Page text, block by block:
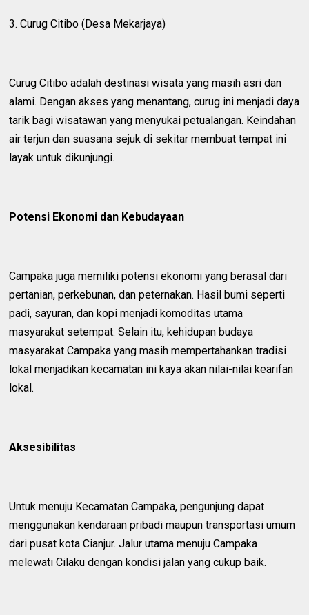
3. Curug Citibo (Desa Mekarjaya)
Curug Citibo adalah destinasi wisata yang masih asri dan
alami. Dengan akses yang menantang, curug ini menjadi daya
tarik bagi wisatawan yang menyukai petualangan. Keindahan
air terjun dan suasana sejuk di sekitar membuat tempat ini
layak untuk dikunjungi.
Potensi Ekonomi dan Kebudayaan
Campaka juga memiliki potensi ekonomi yang berasal dari
pertanian, perkebunan, dan peternakan. Hasil bumi seperti
padi, sayuran, dan kopi menjadi komoditas utama
masyarakat setempat. Selain itu, kehidupan budaya
masyarakat Campaka yang masih mempertahankan tradisi
lokal menjadikan kecamatan ini kaya akan nilai-nilai kearifan
lokal.
Aksesibilitas
Untuk menuju Kecamatan Campaka, pengunjung dapat
menggunakan kendaraan pribadi maupun transportasi umum
dari pusat kota Cianjur. Jalur utama menuju Campaka
melewati Cilaku dengan kondisi jalan yang cukup baik.